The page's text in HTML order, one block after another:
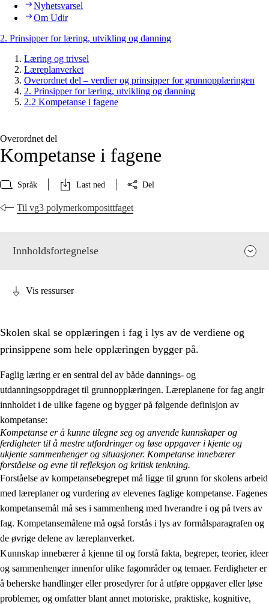
Nyhetsvarsel
Om Udir
2. Prinsipper for læring, utvikling og danning
Læring og trivsel
Læreplanverket
Overordnet del – verdier og prinsipper for grunnopplæringen
2. Prinsipper for læring, utvikling og danning
2.2 Kompetanse i fagene
Overordnet del
Kompetanse i fagene
Språk Last ned Del
Til vg3 polymerkomposittfaget
Innholdsfortegnelse
2. Prinsipper for læring, utvikling og danning
2.1 Sosial læring og utvikling
2.2 Kompetanse i fagene
Grunnleggende ferdigheter
2.4 Å lære å lære
Tverrfaglige temaer
Vis ressurser
Skolen skal se opplæringen i fag i lys av de verdiene og
prinsippene som hele opplæringen bygger på.
Faglig læring er en sentral del av både dannings- og
utdanningsoppdraget til grunnopplæringen. Læreplanene for fag angir
innholdet i de ulike fagene og bygger på følgende definisjon av
kompetanse:
Kompetanse er å kunne tilegne seg og anvende kunnskaper og
ferdigheter til å mestre utfordringer og løse oppgaver i kjente og
ukjente sammenhenger og situasjoner. Kompetanse innebærer
forståelse og evne til refleksjon og kritisk tenkning.
Forståelse av kompetansebegrepet må ligge til grunn for skolens arbeid
med læreplaner og vurdering av elevenes faglige kompetanse. Fagenes
kompetansemål må ses i sammenheng med hverandre i og på tvers av
fag. Kompetansemålene må også forstås i lys av formålsparagrafen og
de øvrige delene av læreplanverket.
Kunnskap innebærer å kjenne til og forstå fakta, begreper, teorier, ideer
og sammenhenger innenfor ulike fagområder og temaer. Ferdigheter er
å beherske handlinger eller prosedyrer for å utføre oppgaver eller løse
problemer, og omfatter blant annet motoriske, praktiske, kognitive,